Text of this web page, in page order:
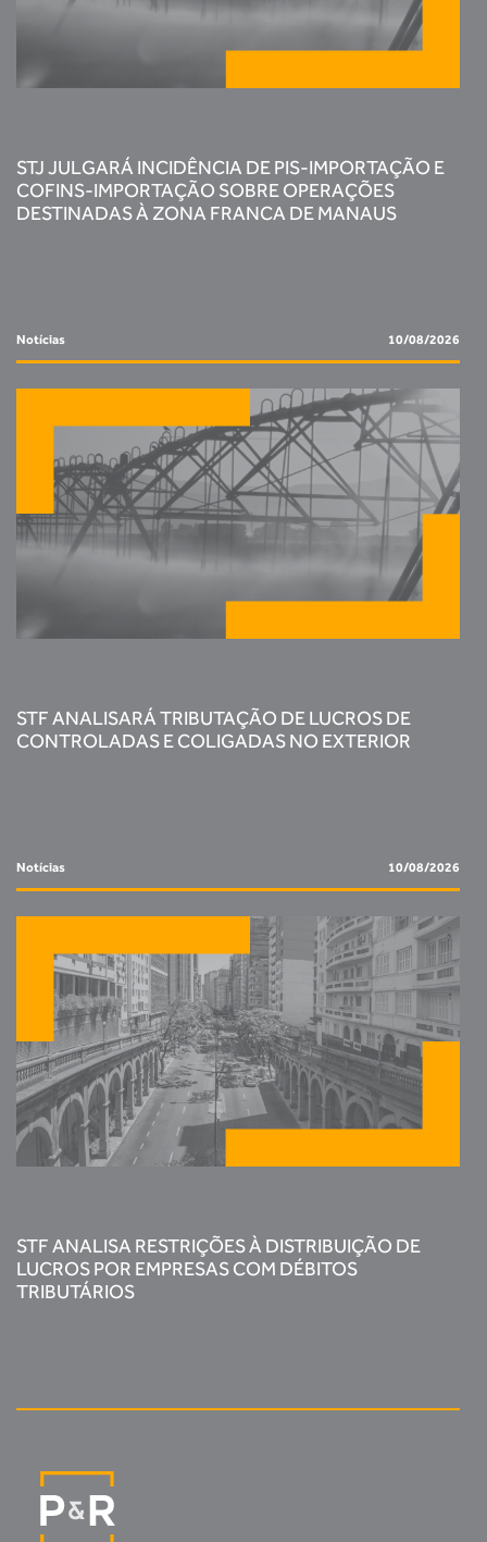
STJ JULGARÁ INCIDÊNCIA DE PIS-IMPORTAÇÃO E
COFINS-IMPORTAÇÃO SOBRE OPERAÇÕES
DESTINADAS À ZONA FRANCA DE MANAUS
Notícias 10/08/2026
STF ANALISARÁ TRIBUTAÇÃO DE LUCROS DE
CONTROLADAS E COLIGADAS NO EXTERIOR
Notícias 10/08/2026
STF ANALISA RESTRIÇÕES À DISTRIBUIÇÃO DE
LUCROS POR EMPRESAS COM DÉBITOS
TRIBUTÁRIOS